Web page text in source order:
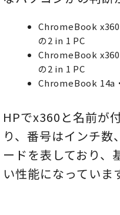
ChromeBook
の2 in 1 PC
ChromeBook
の2 in 1 PC
ChromeBook 14a
HPでx360と名前が
り、番号はインチ
ードを表しており
い性能になっていま